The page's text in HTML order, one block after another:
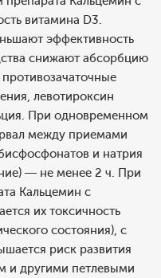
витамина D3.
эффективность
снижают абсорбцию
левотироксин
При одновременном
между приемами
и натрия
— не менее 2 ч. При
Кальцемин с
их токсичность
состояния), с
риск развития
и другими петлевыми